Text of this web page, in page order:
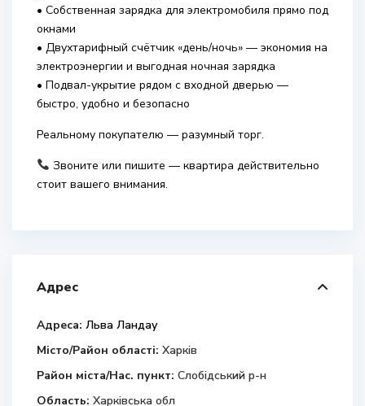
• Собственная зарядка для электромобиля прямо под
окнами
• Двухтарифный счётчик «день/ночь» — экономия на
электроэнергии и выгодная ночная зарядка
• Подвал-укрытие рядом с входной дверью —
быстро, удобно и безопасно
Реальному покупателю — разумный торг.
Звоните или пишите — квартира действительно
стоит вашего внимания.
Адрес
Адреса: Льва Ландау
Місто/Район області: Харків
Район міста/Нас. пункт: Слобідський р-н
Область: Харківська обл